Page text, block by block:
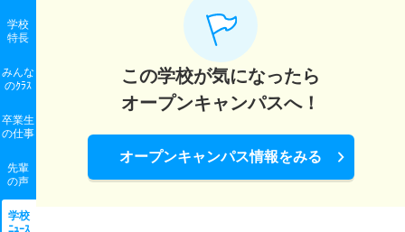
学校
特長
みんな
のｸﾗｽ
卒業生
の仕事
先輩
の声
学校
ﾆｭｰｽ
この学校が気になったら
オープンキャンパスへ！
オープンキャンパス情報をみる